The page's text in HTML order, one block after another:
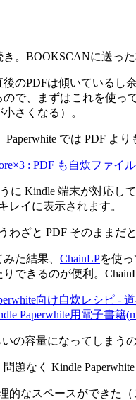
き。BOOKSCANに送っ
後のPDFは傾いているし
で、まずはこれを使っ
さくなる）。
では PDF よ
: PDF も自炊ファ
に Kindle 端末が対応し
レイに表示されます。
わざと PDF そのままだ
た結果、 ChainLPを使
できるのが便利。
向け自炊レシピ -
Paperwhite用電子書籍
の容量になってしまう
題なく Kindle
的なスペースができた